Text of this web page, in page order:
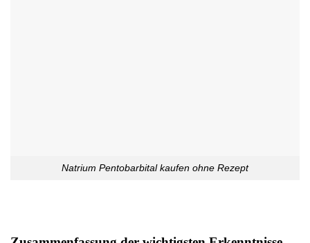
Natrium Pentobarbital kaufen ohne Rezept